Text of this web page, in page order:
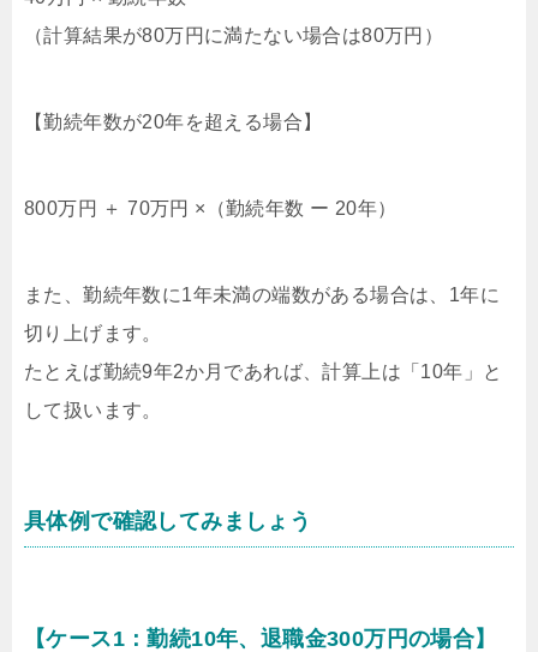
（計算結果が80万円に満たない場合は80万円）
【勤続年数が20年を超える場合】
800万円 ＋ 70万円 ×（勤続年数 ー 20年）
また、勤続年数に1年未満の端数がある場合は、1年に
切り上げます。
たとえば勤続9年2か月であれば、計算上は「10年」と
して扱います。
具体例で確認してみましょう
【ケース1：勤続10年、退職金300万円の場合】